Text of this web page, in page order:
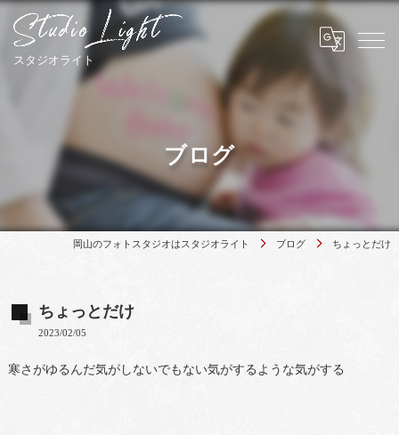
ブログ
岡山のフォトスタジオはスタジオライト ブログ ちょっとだけ
ちょっとだけ
2023/02/05
寒さがゆるんだ気がしないでもない気がするような気がする